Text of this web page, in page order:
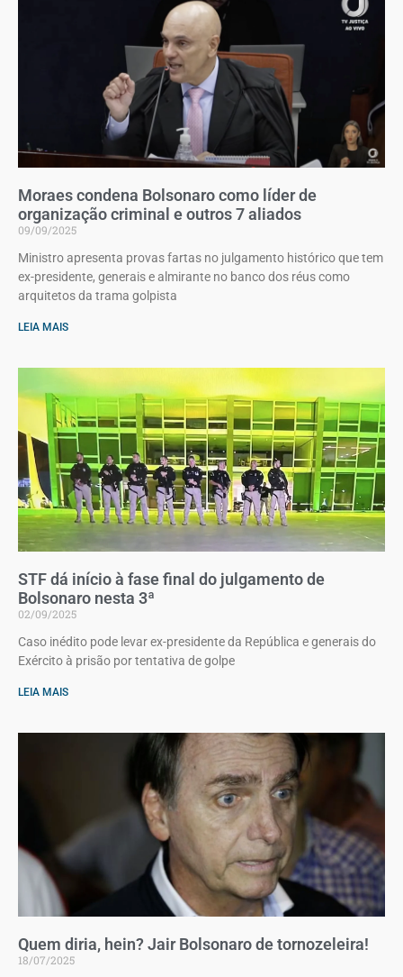
Moraes condena Bolsonaro como líder de
organização criminal e outros 7 aliados
09/09/2025
Ministro apresenta provas fartas no julgamento histórico que tem
ex-presidente, generais e almirante no banco dos réus como
arquitetos da trama golpista
LEIA MAIS
STF dá início à fase final do julgamento de
Bolsonaro nesta 3ª
02/09/2025
Caso inédito pode levar ex-presidente da República e generais do
Exército à prisão por tentativa de golpe
LEIA MAIS
Quem diria, hein? Jair Bolsonaro de tornozeleira!
18/07/2025